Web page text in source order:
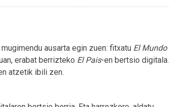
ausarta egin zuen: fitxatu El Mundo
erabat berrizteko El Pais-en bertsio digitala.
atzetik ibili zen.